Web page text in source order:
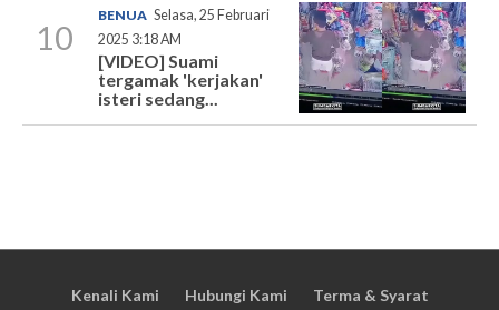
10
BENUA Selasa, 25 Februari
2025 3:18 AM
[VIDEO] Suami
tergamak 'kerjakan'
isteri sedang...
Kenali Kami Hubungi Kami Terma & Syarat